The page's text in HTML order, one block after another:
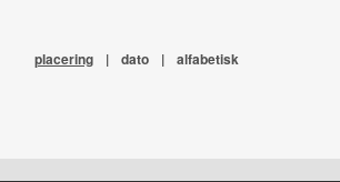
placering | dato | alfabetisk